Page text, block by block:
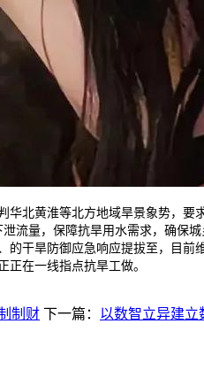
北黄淮等北方地域旱景象势，要
流量，保障抗旱用水需求，确保
的干旱防御应急响应提拔至，目前
正在一线指点抗旱工做。
制财 下一篇： 以数智立异建立